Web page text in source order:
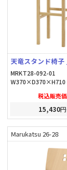
天竜スタンド椅子 _
MRKT28-092-01
W370×D370×H710
税込販売
15,430
Marukatsu 26-28